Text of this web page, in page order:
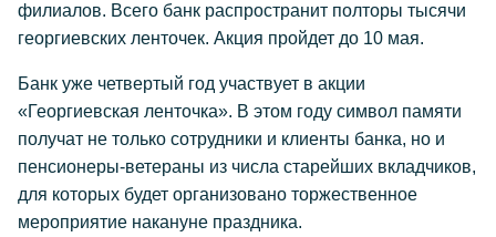
филиалов. Всего банк распространит полторы тысячи
георгиевских ленточек. Акция пройдет до 10 мая.
Банк уже четвертый год участвует в акции
«Георгиевская ленточка». В этом году символ памяти
получат не только сотрудники и клиенты банка, но и
пенсионеры-ветераны из числа старейших вкладчиков,
для которых будет организовано торжественное
мероприятие накануне праздника.